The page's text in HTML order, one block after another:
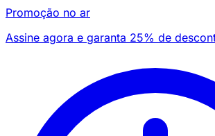
Promoção no ar
Assine agora e garanta 25% de